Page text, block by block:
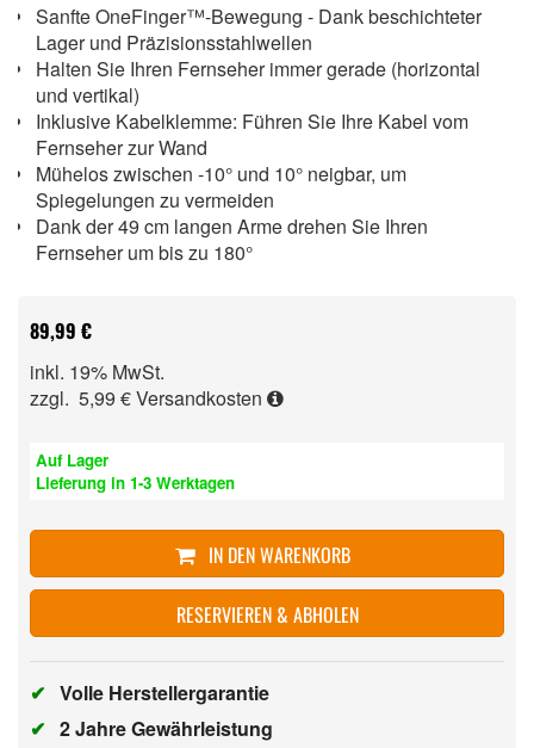
Sanfte OneFinger™-Bewegung - Dank beschichteter
Lager und Präzisionsstahlwellen
Halten Sie Ihren Fernseher immer gerade (horizontal
und vertikal)
Inklusive Kabelklemme: Führen Sie Ihre Kabel vom
Fernseher zur Wand
Mühelos zwischen -10° und 10° neigbar, um
Spiegelungen zu vermeiden
Dank der 49 cm langen Arme drehen Sie Ihren
Fernseher um bis zu 180°
89,99 €
inkl. 19% MwSt.
zzgl. 5,99 €Versandkosten
Auf Lager
Lieferung in 1-3 Werktagen
IN DEN WARENKORB
RESERVIEREN & ABHOLEN
✔ Volle Herstellergarantie
✔ 2 Jahre Gewährleistung